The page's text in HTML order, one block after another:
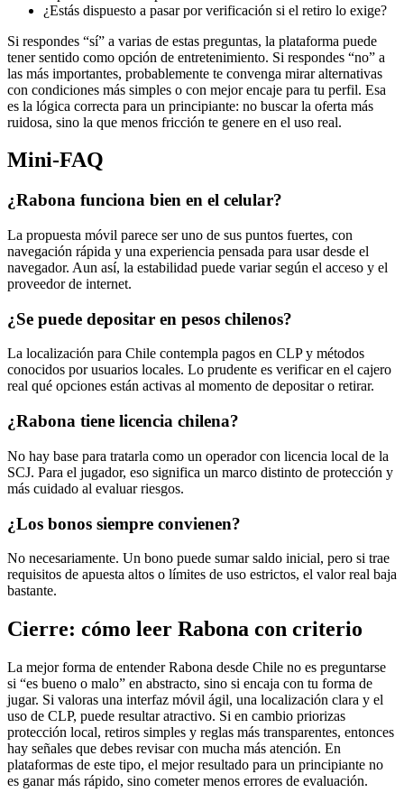
¿Estás dispuesto a pasar por verificación si el retiro lo exige?
Si respondes “sí” a varias de estas preguntas, la plataforma puede
tener sentido como opción de entretenimiento. Si respondes “no” a
las más importantes, probablemente te convenga mirar alternativas
con condiciones más simples o con mejor encaje para tu perfil. Esa
es la lógica correcta para un principiante: no buscar la oferta más
ruidosa, sino la que menos fricción te genere en el uso real.
Mini-FAQ
¿Rabona funciona bien en el celular?
La propuesta móvil parece ser uno de sus puntos fuertes, con
navegación rápida y una experiencia pensada para usar desde el
navegador. Aun así, la estabilidad puede variar según el acceso y el
proveedor de internet.
¿Se puede depositar en pesos chilenos?
La localización para Chile contempla pagos en CLP y métodos
conocidos por usuarios locales. Lo prudente es verificar en el cajero
real qué opciones están activas al momento de depositar o retirar.
¿Rabona tiene licencia chilena?
No hay base para tratarla como un operador con licencia local de la
SCJ. Para el jugador, eso significa un marco distinto de protección y
más cuidado al evaluar riesgos.
¿Los bonos siempre convienen?
No necesariamente. Un bono puede sumar saldo inicial, pero si trae
requisitos de apuesta altos o límites de uso estrictos, el valor real baja
bastante.
Cierre: cómo leer Rabona con criterio
La mejor forma de entender Rabona desde Chile no es preguntarse
si “es bueno o malo” en abstracto, sino si encaja con tu forma de
jugar. Si valoras una interfaz móvil ágil, una localización clara y el
uso de CLP, puede resultar atractivo. Si en cambio priorizas
protección local, retiros simples y reglas más transparentes, entonces
hay señales que debes revisar con mucha más atención. En
plataformas de este tipo, el mejor resultado para un principiante no
es ganar más rápido, sino cometer menos errores de evaluación.